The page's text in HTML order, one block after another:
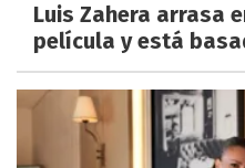
Luis Zahera arrasa
película y está